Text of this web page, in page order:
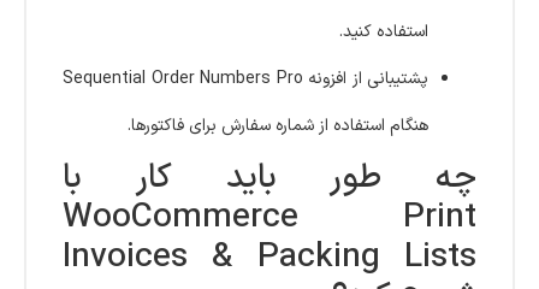
استفاده کنید.
پشتیبانی از افزونه Sequential Order Numbers Pro
هنگام استفاده از شماره سفارش برای فاکتورها.
چه طور باید کار با
WooCommerce Print
Invoices & Packing Lists